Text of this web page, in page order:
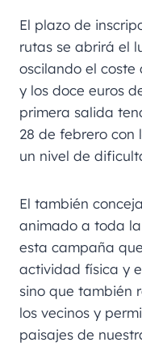
El plazo de
rutas se abrirá el
oscilando el
y los doce euros
primera salida
28 de febrero con
un nivel de
El también
animado a toda
esta campaña
actividad física y
sino que también
los vecinos y
paisajes de